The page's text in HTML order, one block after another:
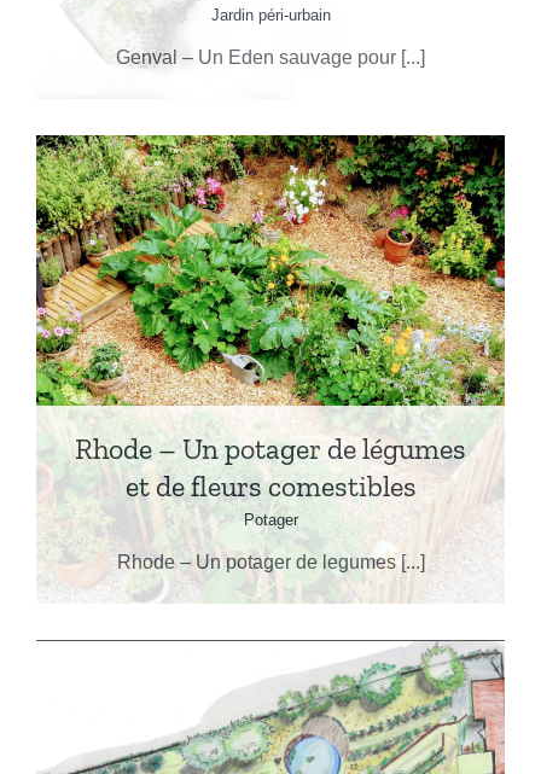
Jardin péri-urbain
Genval – Un Eden sauvage pour [...]
Rhode – Un potager de légumes
et de fleurs comestibles
Potager
Rhode – Un potager de legumes [...]